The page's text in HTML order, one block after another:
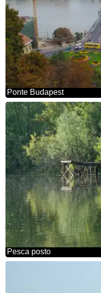
Ponte Budapest
Pesca posto